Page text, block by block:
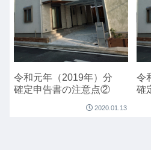
令和元年（2019年）分
確定申告書の注意点②
2020.01.13
令
確